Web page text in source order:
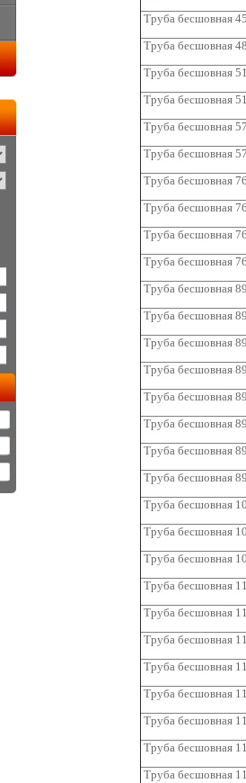
Труба бесшовная
Труба бесшовная
Труба бесшовная
Труба бесшовная
Труба бесшовная
Труба бесшовная
Труба бесшовная
Труба бесшовная
Труба бесшовная
Труба бесшовная
Труба бесшовная
Труба бесшовная
Труба бесшовная
Труба бесшовная
Труба бесшовная
Труба бесшовная
Труба бесшовная
Труба бесшовная
Труба бесшовная
Труба бесшовная
Труба бесшовная
Труба бесшовная
Труба бесшовная
Труба бесшовная
Труба бесшовная
Труба бесшовная
Труба бесшовная
Труба бесшовная
Труба бесшовная